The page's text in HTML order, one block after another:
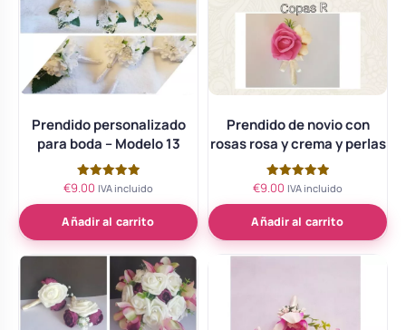
Prendido personalizado
para boda – Modelo 13
Valorado
5.00
de 5
€9.00 IVA incluido
Añadir al carrito
Prendido de novio con
rosas rosa y crema y perlas
Valorado
5.00
de 5
€9.00 IVA incluido
Añadir al carrito